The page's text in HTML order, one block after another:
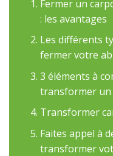
Fermer un
: les avantages
Les différents
fermer votre
3 éléments à
transformer
Transformer
Faites appel à
transformer